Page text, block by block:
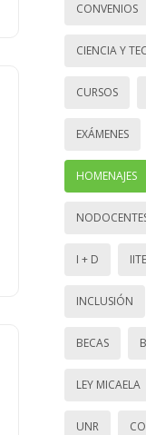
CONVENIOS
CIENCIA Y
CURSOS
EXÁMENES
HOMENAJES
I + D
INCLUSIÓN
BECAS
LEY MICAELA
UNR